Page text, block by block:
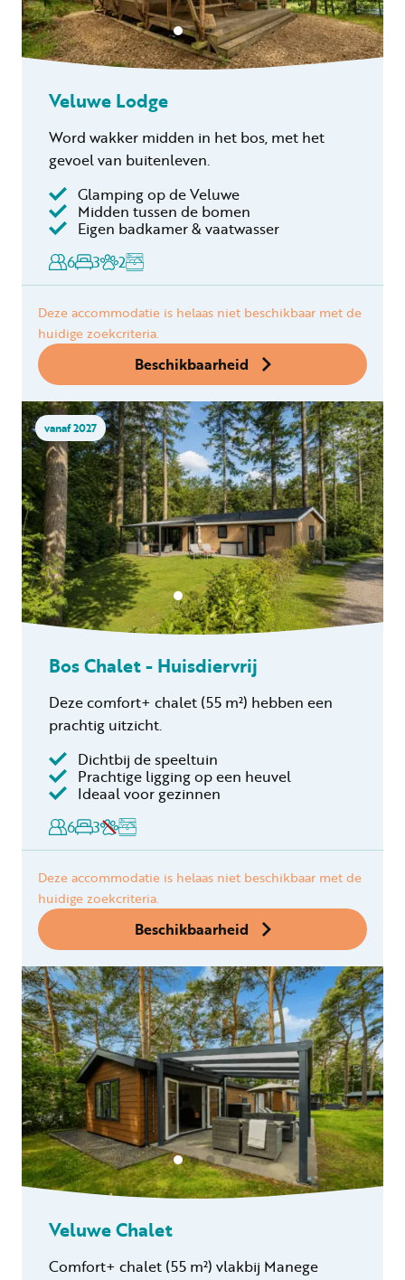
Veluwe Lodge
Word wakker midden in het bos, met het
gevoel van buitenleven.
Glamping op de Veluwe
Midden tussen de bomen
Eigen badkamer & vaatwasser
6
3 2
Deze accommodatie is helaas niet beschikbaar met de
huidige zoekcriteria.
Beschikbaarheid
vanaf 2027
Bos Chalet - Huisdiervrij
Deze comfort+ chalet (55 m²) hebben een
prachtig uitzicht.
Dichtbij de speeltuin
Prachtige ligging op een heuvel
Ideaal voor gezinnen
6
3
Deze accommodatie is helaas niet beschikbaar met de
huidige zoekcriteria.
Beschikbaarheid
Veluwe Chalet
Comfort+ chalet (55 m²) vlakbij Manege